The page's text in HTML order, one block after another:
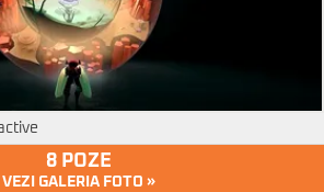
8 POZE
VEZI GALERIA FOTO »